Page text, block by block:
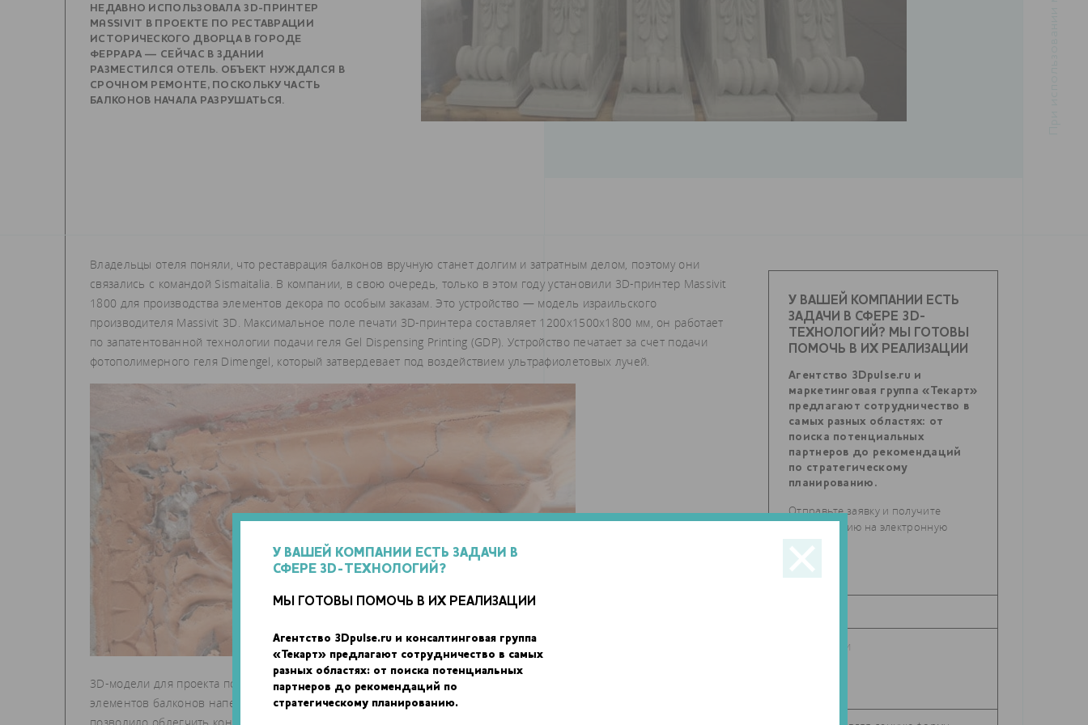
У ВАШЕЙ КОМПАНИИ ЕСТЬ ЗАДАЧИ В
СФЕРЕ 3D-ТЕХНОЛОГИЙ?
МЫ ГОТОВЫ ПОМОЧЬ В ИХ РЕАЛИЗАЦИИ
Агентство 3Dpulse.ru и консалтинговая группа
«Текарт» предлагают сотрудничество в самых
разных областях: от поиска потенциальных
партнеров до рекомендаций по
стратегическому планированию.
НЕДАВНО ИСПОЛЬЗОВАЛА 3D-ПРИНТЕР
MASSIVIT В ПРОЕКТЕ ПО РЕСТАВРАЦИИ
ИСТОРИЧЕСКОГО ДВОРЦА В ГОРОДЕ
ФЕРРАРА — СЕЙЧАС В ЗДАНИИ
РАЗМЕСТИЛСЯ ОТЕЛЬ. ОБЪЕКТ НУЖДАЛСЯ В
СРОЧНОМ РЕМОНТЕ, ПОСКОЛЬКУ ЧАСТЬ
БАЛКОНОВ НАЧАЛА РАЗРУШАТЬСЯ.
Владельцы отеля поняли, что реставрация балконов вручную станет долгим и затратным делом, поэтому они
связались с командой Sismaitalia. В компании, в свою очередь, только в этом году установили 3D-принтер Massivit
1800 для производства элементов декора по особым заказам. Это устройство — модель израильского
производителя Massivit 3D. Максимальное поле печати 3D-принтера составляет 1200х1500х1800 мм, он работает
по запатентованной технологии подачи геля Gel Dispensing Printing (GDP). Устройство печатает за счет подачи
фотополимерного геля Dimengel, который затвердевает под воздействием ультрафиолетовых лучей.
3D-модели для проекта по реставрации создали на основе фотографий фасада здания. Все пять разрушенных
элементов балконов напечатали в двух размерах, 480x430x215 мм и 790x790x215 мм. Детали создали полыми, что
У ВАШЕЙ КОМПАНИИ ЕСТЬ
ЗАДАЧИ В СФЕРЕ 3D-
ТЕХНОЛОГИЙ? МЫ ГОТОВЫ
ПОМОЧЬ В ИХ РЕАЛИЗАЦИИ
Агентство 3Dpulse.ru и
маркетинговая группа «Текарт»
предлагают сотрудничество в
самых разных областях: от
поиска потенциальных
партнеров до рекомендаций
по стратегическому
планированию.
Отправьте заявку и получите
консультацию на электронную
почту.